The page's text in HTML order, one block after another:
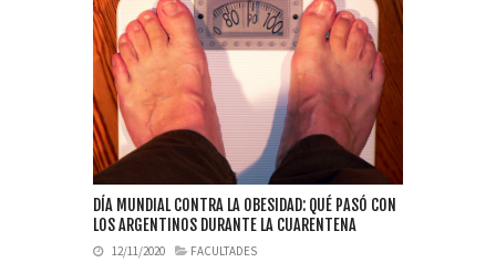
DÍA MUNDIAL CONTRA LA OBESIDAD: QUÉ PASÓ CON
LOS ARGENTINOS DURANTE LA CUARENTENA
12/11/2020 FACULTADES